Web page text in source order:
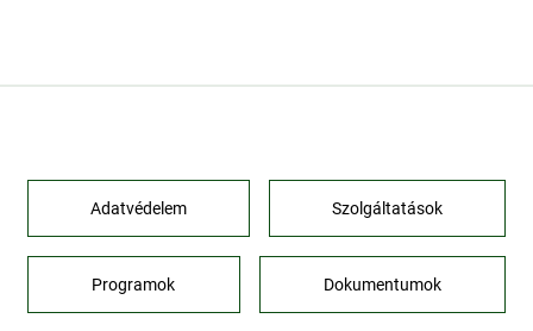
Adatvédelem Szolgáltatások
Programok Dokumentumok